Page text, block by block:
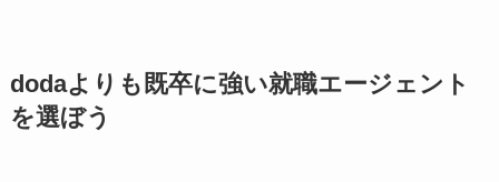
dodaよりも既卒に強い就職エージェント
を選ぼう